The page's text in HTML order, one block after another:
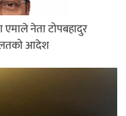
एमाले नेता टोपबहादुर
आदेश